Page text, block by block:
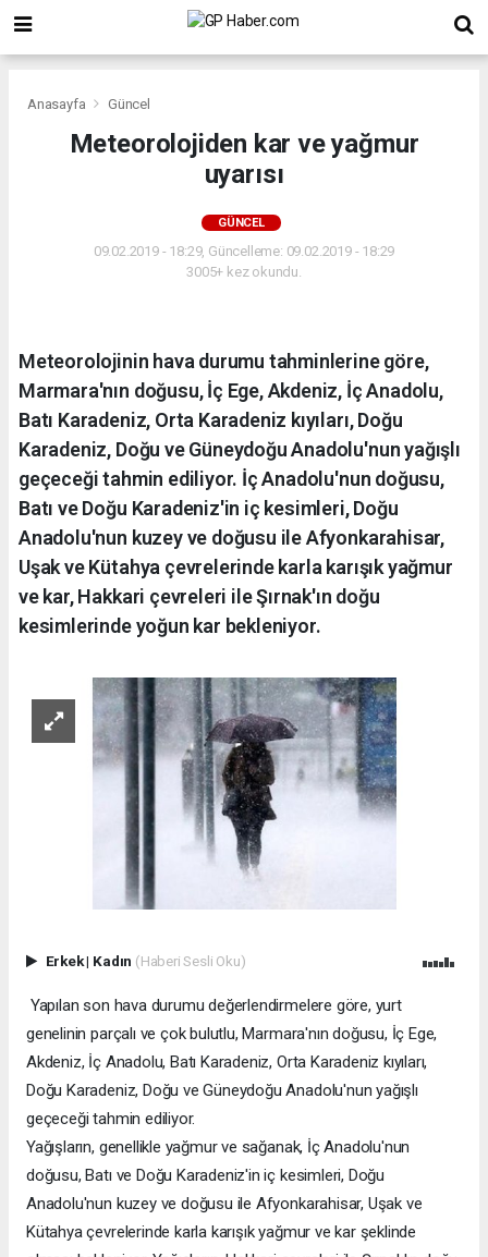
Anasayfa Güncel
Meteorolojiden kar ve yağmur
uyarısı
GÜNCEL
09.02.2019 - 18:29, Güncelleme: 09.02.2019 - 18:29
3005+ kez okundu.
Meteorolojinin hava durumu tahminlerine göre,
Marmara'nın doğusu, İç Ege, Akdeniz, İç Anadolu,
Batı Karadeniz, Orta Karadeniz kıyıları, Doğu
Karadeniz, Doğu ve Güneydoğu Anadolu'nun yağışlı
geçeceği tahmin ediliyor. İç Anadolu'nun doğusu,
Batı ve Doğu Karadeniz'in iç kesimleri, Doğu
Anadolu'nun kuzey ve doğusu ile Afyonkarahisar,
Uşak ve Kütahya çevrelerinde karla karışık yağmur
ve kar, Hakkari çevreleri ile Şırnak'ın doğu
kesimlerinde yoğun kar bekleniyor.
Erkek| Kadın (Haberi Sesli Oku)
Yapılan son hava durumu değerlendirmelere göre, yurt
genelinin parçalı ve çok bulutlu, Marmara'nın doğusu, İç Ege,
Akdeniz, İç Anadolu, Batı Karadeniz, Orta Karadeniz kıyıları,
Doğu Karadeniz, Doğu ve Güneydoğu Anadolu'nun yağışlı
geçeceği tahmin ediliyor.
Yağışların, genellikle yağmur ve sağanak, İç Anadolu'nun
doğusu, Batı ve Doğu Karadeniz'in iç kesimleri, Doğu
Anadolu'nun kuzey ve doğusu ile Afyonkarahisar, Uşak ve
Kütahya çevrelerinde karla karışık yağmur ve kar şeklinde